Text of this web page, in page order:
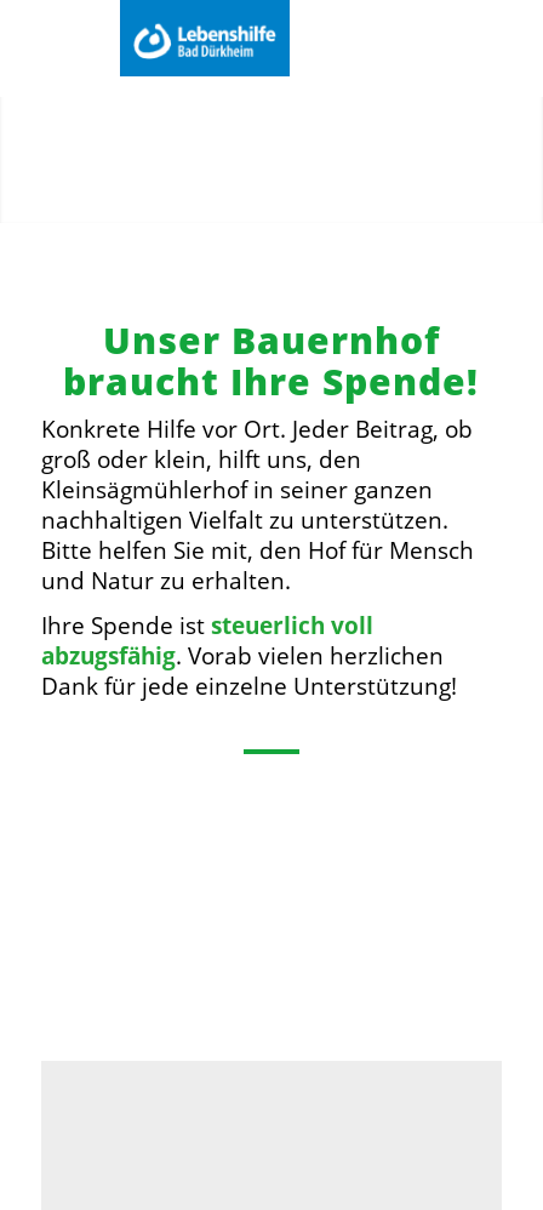
Startseite / Spenden / Spenden
Spenden aus Liebe zu Mensch und Natur
Unser Bauernhof
braucht Ihre Spende!
Konkrete Hilfe vor Ort. Jeder Beitrag, ob
groß oder klein, hilft uns, den
Kleinsägmühlerhof in seiner ganzen
nachhaltigen Vielfalt zu unterstützen.
Bitte helfen Sie mit, den Hof für Mensch
und Natur zu erhalten.
Ihre Spende ist steuerlich voll
abzugsfähig. Vorab vielen herzlichen
Dank für jede einzelne Unterstützung!